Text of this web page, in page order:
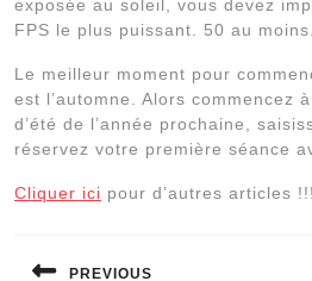
exposée au soleil, vous devez
FPS le plus puissant. 50 au moins.
Le meilleur moment pour
est l’automne. Alors commencez
d’été de l’année prochaine,
réservez votre première séance
Cliquer ici pour d’autres articles !!!
PREVIOUS